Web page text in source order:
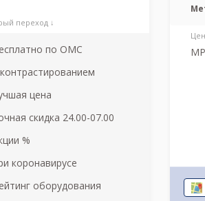
переход ↓
по ОМС
цена
скидка 24.00-07.00
%
коронавирусе
оборудования